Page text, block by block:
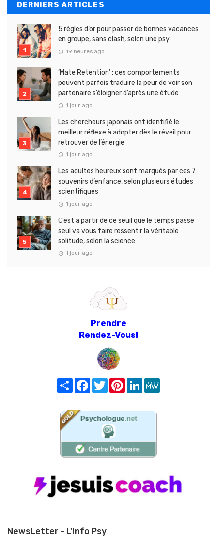
DERNIERS ARTICLES
5 règles d’or pour passer de bonnes vacances
en groupe, sans clash, selon une psy
19 heures ago
‘Mate Retention’ : ces comportements
peuvent parfois traduire la peur de voir son
partenaire s’éloigner d’après une étude
1 jour ago
Les chercheurs japonais ont identifié le
meilleur réflexe à adopter dès le réveil pour
retrouver de l’énergie
1 jour ago
Les adultes heureux sont marqués par ces 7
souvenirs d’enfance, selon plusieurs études
scientifiques
1 jour ago
C’est à partir de ce seuil que le temps passé
seul va vous faire ressentir la véritable
solitude, selon la science
1 jour ago
Prendre
Rendez-Vous!
Share FacebookTwitterPinterest
LinkedIn
NewsLetter - L'Info Psy